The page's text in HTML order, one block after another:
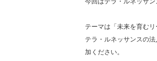
テーマは「未来を育む
テラ・ルネッサンスの
加ください。